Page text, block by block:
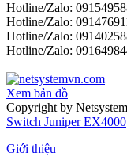
Hotline/Zalo:
Hotline/Zalo:
Hotline/Zalo:
Hotline/Zalo:
Xem bản đồ
Copyright by
Switch Juniper EX4000
Giới thiệu